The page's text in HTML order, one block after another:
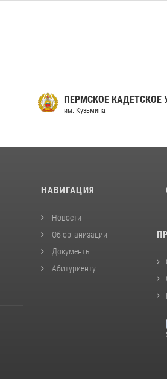
ПЕРМСКОЕ КАДЕТСКОЕ
им. Кузьмина
НАВИГАЦИЯ
Новости
Об организации
Документы
Абитуриенту